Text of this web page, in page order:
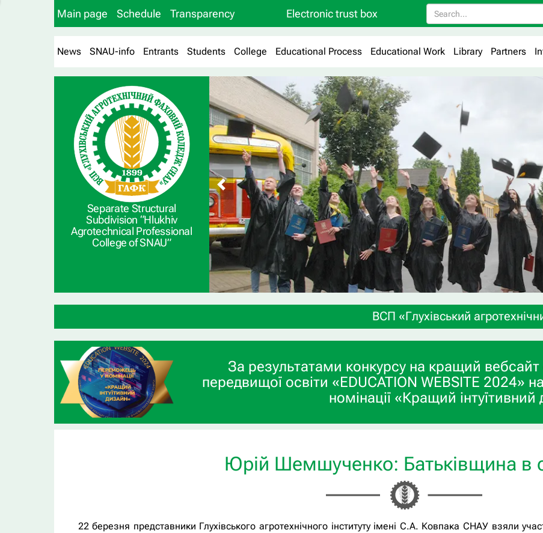
Main page Schedule Transparency Electronic trust box
News SNAU-info Entrants Students College Educational Process Educational Work Library Partners
Separate Structural
Subdivision “Hlukhiv
Agrotechnical Professional
College of SNAU”
ВСП «Глухівський агротехнічний
За результатами конкурсу на кращий вебсайт
передвищої освіти «EDUCATION WEBSITE 2024»
номінації «Кращий інтуїтивний
Юрій Шемшученко: Батьківщина в
22 березня представники Глухівського агротехнічного інституту імені С.А. Ковпака СНАУ взяли